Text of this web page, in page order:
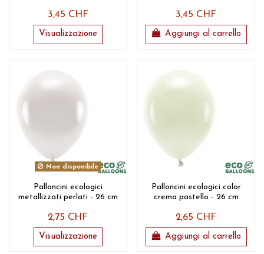
3,45 CHF
Visualizzazione
3,45 CHF
Aggiungi al carrello
Non disponibile
Palloncini ecologici
metallizzati perlati - 26 cm
2,75 CHF
Visualizzazione
Palloncini ecologici color
crema pastello - 26 cm
2,65 CHF
Aggiungi al carrello